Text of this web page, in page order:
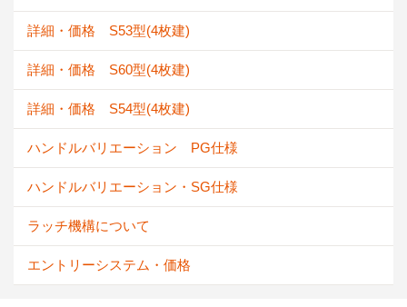
詳細・価格 S53型(4枚建)
詳細・価格 S60型(4枚建)
詳細・価格 S54型(4枚建)
ハンドルバリエーション PG仕様
ハンドルバリエーション・SG仕様
ラッチ機構について
エントリーシステム・価格